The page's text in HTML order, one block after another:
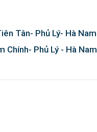
Tân- Phủ Lý- Hà Nam
Chính- Phủ Lý - Hà Nam